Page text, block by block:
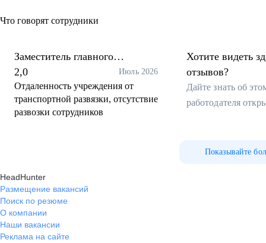
Что говорят сотрудники
Заместитель главного
бухгалтера
2,0 Июль 2026
Отдаленность учреждения от
транспортной развязки, отсутствие
развозки сотрудников
Хотите видеть
отзывов?
Дайте знать об
работодателя
Показывайте
HeadHunter
Размещение вакансий
Поиск по резюме
О компании
Наши вакансии
Реклама на сайте